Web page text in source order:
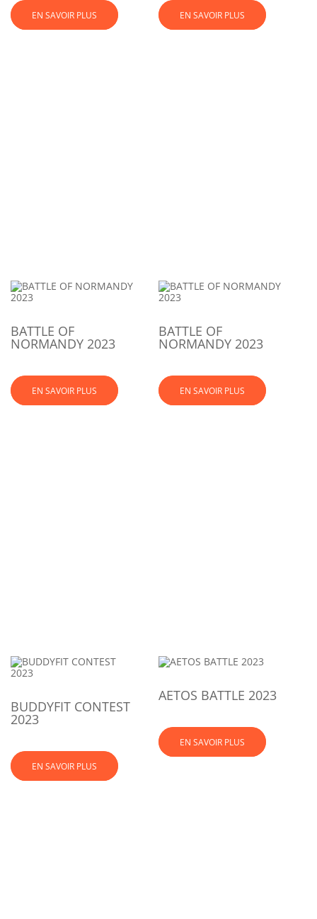
EN SAVOIR PLUS EN SAVOIR PLUS
BATTLE OF
NORMANDY 2023
EN SAVOIR PLUS
BATTLE OF
NORMANDY 2023
EN SAVOIR PLUS
BUDDYFIT CONTEST
2023
EN SAVOIR PLUS
AETOS BATTLE 2023
EN SAVOIR PLUS